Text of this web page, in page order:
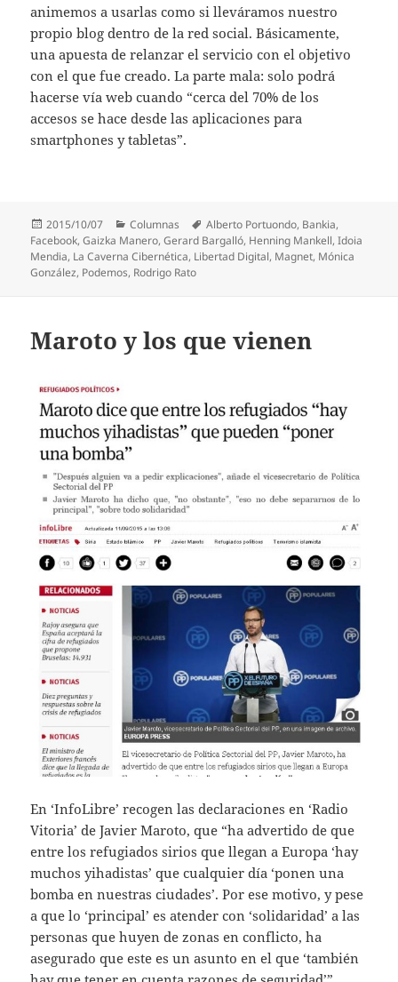
animemos a usarlas como si lleváramos nuestro
propio blog dentro de la red social. Básicamente,
una apuesta de relanzar el servicio con el objetivo
con el que fue creado. La parte mala: solo podrá
hacerse vía web cuando “cerca del 70% de los
accesos se hace desde las aplicaciones para
smartphones y tabletas”.
Publicado
el
2015/10/07 Categorías
Columnas Etiquetas
Alberto Portuondo, Bankia,
Facebook,Gaizka Manero,Gerard Bargalló, Henning Mankell,Idoia
Mendia, La Caverna Cibernética, Libertad Digital, Magnet, Mónica
González, Podemos, Rodrigo Rato
Maroto y los que vienen
En ‘InfoLibre’ recogen las declaraciones en ‘Radio
Vitoria’ de Javier Maroto, que “ha advertido de que
entre los refugiados sirios que llegan a Europa ‘hay
muchos yihadistas’ que cualquier día ‘ponen una
bomba en nuestras ciudades’. Por ese motivo, y pese
a que lo ‘principal’ es atender con ‘solidaridad’ a las
personas que huyen de zonas en conflicto, ha
asegurado que este es un asunto en el que ‘también